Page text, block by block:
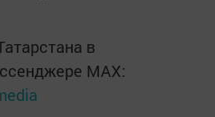
в
MАХ: